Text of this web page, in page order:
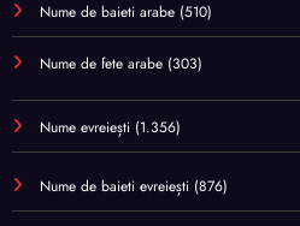
Nume de baieti arabe (510)
Nume de fete arabe (303)
Nume evreiești (1.356)
Nume de baieti evreiești (876)